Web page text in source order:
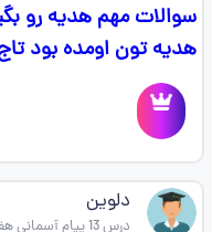
سوالات مهم هدیه رو
هدیه تون اومده بود
دلوین
درس 13 پیام آسمانی هفتم